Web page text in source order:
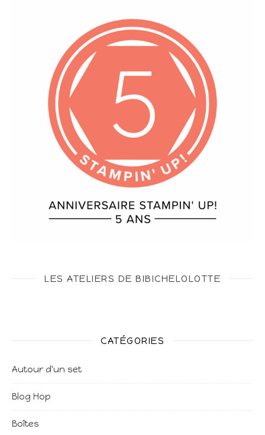
LES ATELIERS DE BIBICHELOLOTTE
CATÉGORIES
Autour d'un set
Blog Hop
Boîtes